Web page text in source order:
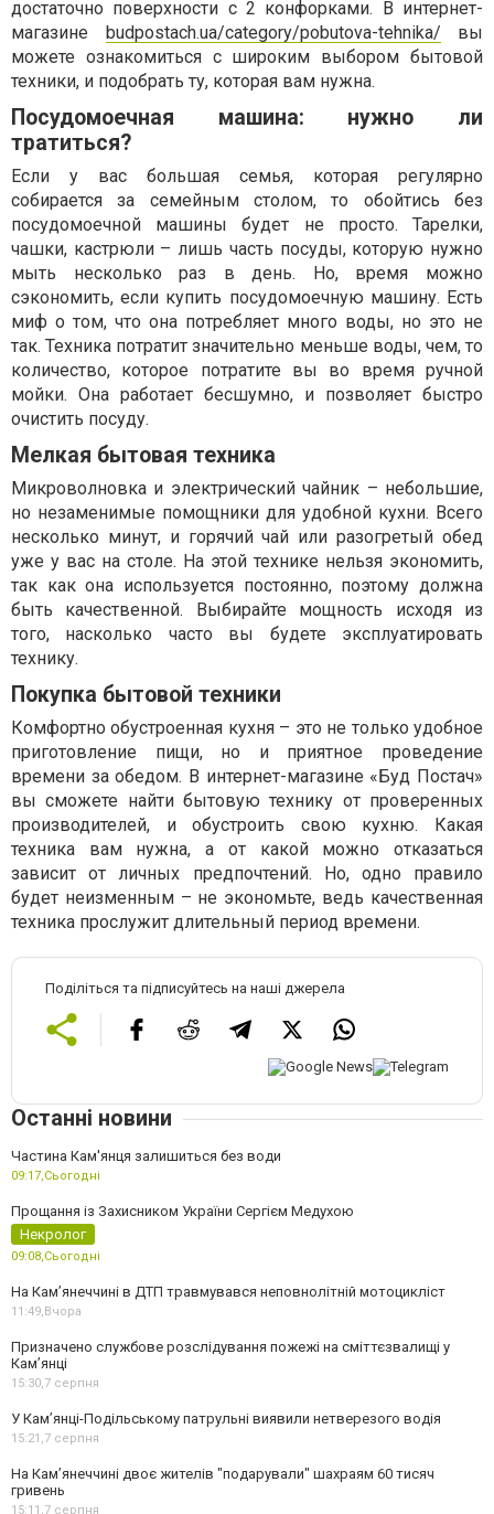
достаточно поверхности с 2 конфорками. В интернет-
магазине budpostach.ua/category/pobutova-tehnika/ вы
можете ознакомиться с широким выбором бытовой
техники, и подобрать ту, которая вам нужна.
Посудомоечная машина: нужно ли
тратиться?
Если у вас большая семья, которая регулярно
собирается за семейным столом, то обойтись без
посудомоечной машины будет не просто. Тарелки,
чашки, кастрюли – лишь часть посуды, которую нужно
мыть несколько раз в день. Но, время можно
сэкономить, если купить посудомоечную машину. Есть
миф о том, что она потребляет много воды, но это не
так. Техника потратит значительно меньше воды, чем, то
количество, которое потратите вы во время ручной
мойки. Она работает бесшумно, и позволяет быстро
очистить посуду.
Мелкая бытовая техника
Микроволновка и электрический чайник – небольшие,
но незаменимые помощники для удобной кухни. Всего
несколько минут, и горячий чай или разогретый обед
уже у вас на столе. На этой технике нельзя экономить,
так как она используется постоянно, поэтому должна
быть качественной. Выбирайте мощность исходя из
того, насколько часто вы будете эксплуатировать
технику.
Покупка бытовой техники
Комфортно обустроенная кухня – это не только удобное
приготовление пищи, но и приятное проведение
времени за обедом. В интернет-магазине «Буд Постач»
вы сможете найти бытовую технику от проверенных
производителей, и обустроить свою кухню. Какая
техника вам нужна, а от какой можно отказаться
зависит от личных предпочтений. Но, одно правило
будет неизменным – не экономьте, ведь качественная
техника прослужит длительный период времени.
Поділіться та підписуйтесь на наші джерела
Останні новини
Частина Кам'янця залишиться без води
09:17,Сьогодні
Прощання із Захисником України Сергієм Медухою
Некролог
09:08,Сьогодні
На Кам’янеччині в ДТП травмувався неповнолітній мотоцикліст
11:49,Вчора
Призначено службове розслідування пожежі на сміттєзвалищі у
Кам’янці
15:30,7 серпня
У Кам’янці-Подільському патрульні виявили нетверезого водія
15:21,7 серпня
На Камʼянеччині двоє жителів "подарували" шахраям 60 тисяч
гривень
15:11,7 серпня